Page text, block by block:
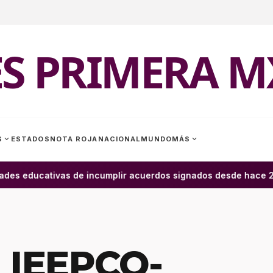
PRIMERA
expand_more ESTADOS NOTA ROJA NACIONAL MUNDOMÁS expand_more
educativas de incumplir acuerdos signados desde hace 2